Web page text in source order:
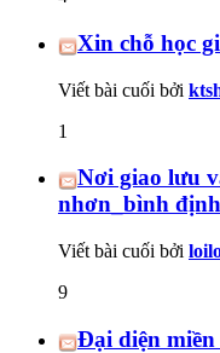
Xin chỗ học
Viết bài cuối bởi
1
Nơi giao lưu
nhơn_bình định
Viết bài cuối bởi
9
Đại diện